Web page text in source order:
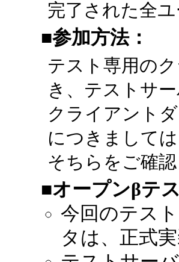
完了された全
■参加方法：
テスト専用の
き、テストサ
クライアント
につきまして
そちらをご確
■オープンβテ
今回のテス
タは、正式